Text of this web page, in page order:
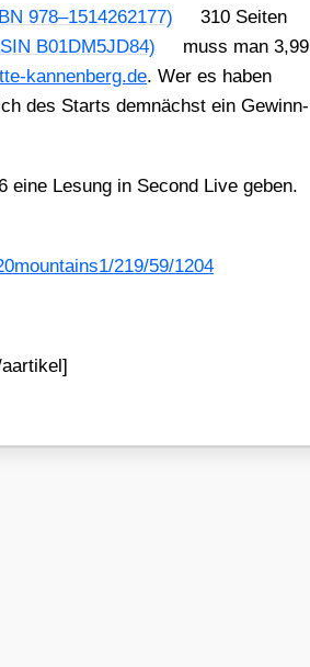
978–1514262177)
310 Sei­ten
B01DM5JD84)
muss man 3,99
kan​nen​berg​.de. Wer es haben
des Starts dem­nächst ein Gewinn­
eine Lesung in Second Live geben.
219/59/1204